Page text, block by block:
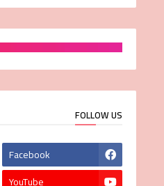
FOLLOW US
Facebook
YouTube